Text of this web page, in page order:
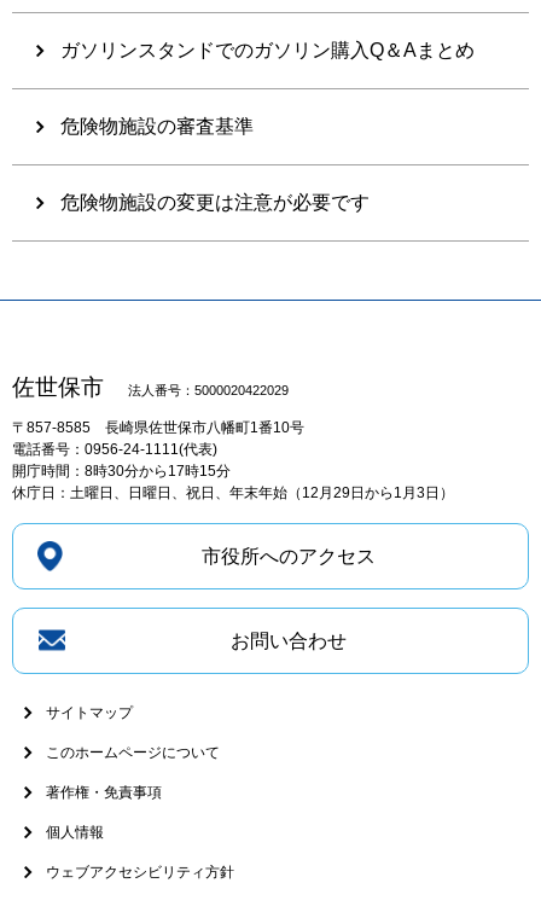
ガソリンスタンドでのガソリン購入Q＆Aまとめ
危険物施設の審査基準
危険物施設の変更は注意が必要です
佐世保市 法人番号：5000020422029
〒857-8585 長崎県佐世保市八幡町1番10号
電話番号：0956-24-1111(代表)
開庁時間：8時30分から17時15分
休庁日：土曜日、日曜日、祝日、年末年始（12月29日から1月3日）
市役所へのアクセス
お問い合わせ
サイトマップ
このホームページについて
著作権・免責事項
個人情報
ウェブアクセシビリティ方針